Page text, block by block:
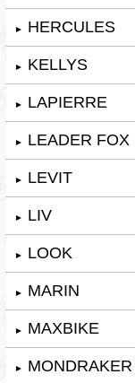
► HERCULES
► KELLYS
► LAPIERRE
► LEADER FOX
► LEVIT
► LIV
► LOOK
► MARIN
► MAXBIKE
► MONDRAKER